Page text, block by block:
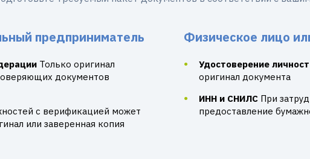
предприниматель
Только оригинал
документов
с верификацией может
или заверенная копия
Физическое лицо
Удостоверение
оригинал документа
ИНН и СНИЛС При
предоставление